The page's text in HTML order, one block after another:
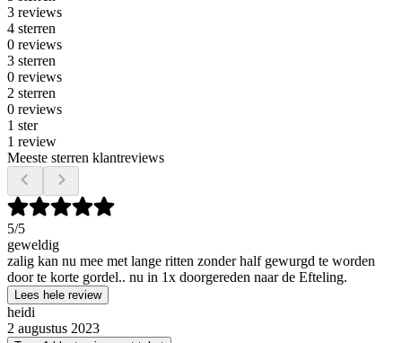
3 reviews
4 sterren
0 reviews
3 sterren
0 reviews
2 sterren
0 reviews
1 ster
1 review
Meeste sterren klantreviews
5/5
geweldig
zalig kan nu mee met lange ritten zonder half gewurgd te worden
door te korte gordel.. nu in 1x doorgereden naar de Efteling.
Lees hele review
heidi
2 augustus 2023